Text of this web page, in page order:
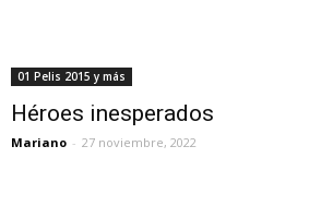
01 Pelis 2015 y más
Héroes inesperados
Mariano - 27 noviembre, 2022